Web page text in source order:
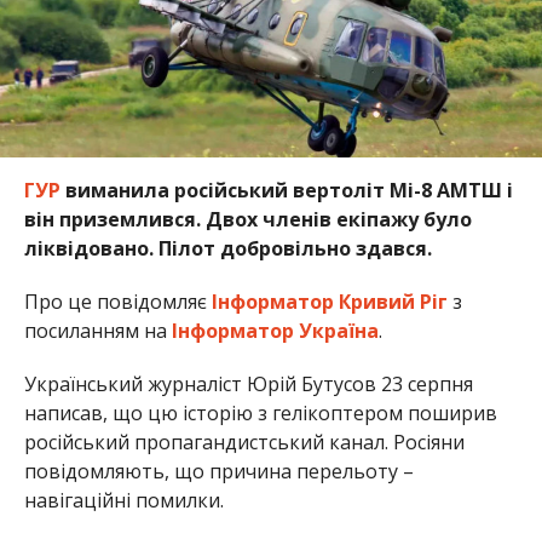
ГУР виманила російський вертоліт Мі-8 АМТШ і
він приземлився. Двох членів екіпажу було
ліквідовано. Пілот добровільно здався.
Про це повідомляє Інформатор Кривий Ріг з
посиланням на Інформатор Україна.
Український журналіст Юрій Бутусов 23 серпня
написав, що цю історію з гелікоптером поширив
російський пропагандистський канал. Росіяни
повідомляють, що причина перельоту –
навігаційні помилки.